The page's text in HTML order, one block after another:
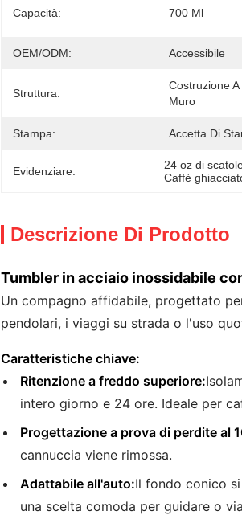
Capacità: 700 Ml
OEM/ODM: Accessibile
Struttura:
Costruzione A
Muro
Stampa: Accetta Di
Evidenziare: 24 oz di
Caffè
Descrizione Di Prodotto
Tumbler in acciaio inossidabile
Un compagno affidabile, progettato
pendolari, i viaggi su strada o l'uso
Caratteristiche chiave:
Ritenzione a freddo superiore:
intero giorno e 24 ore. Ideale per
Progettazione a prova di perdite al
cannuccia viene rimossa.
Adattabile all'auto:Il fondo conico
una scelta comoda per guidare o